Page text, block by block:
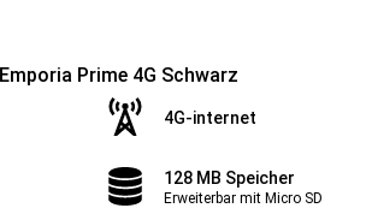
Prime 4G Schwarz
4G-internet
128 MB Speicher
Erweiterbar mit Micro SD